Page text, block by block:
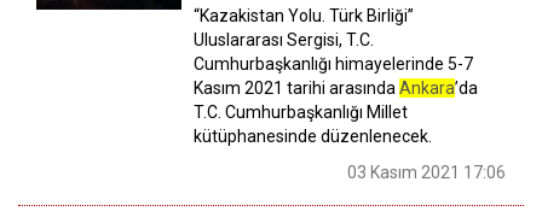
“Kazakistan Yolu. Türk Birliği”
Uluslararası Sergisi, T.C.
Cumhurbaşkanlığı himayelerinde 5-7
Kasım 2021 tarihi arasında Ankara’da
T.C. Cumhurbaşkanlığı Millet
kütüphanesinde düzenlenecek.
03 Kasım 2021 17:06